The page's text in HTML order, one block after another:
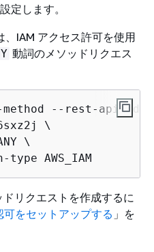
定します。
、IAM アクセス許可を使用
動詞のメソッドリクエス
method --rest-api-id
\
\
type AWS_IAM
リクエストを作成するに
をセットアップする 」を